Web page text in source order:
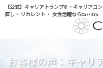
【公式】キャリアトランプ® ・キャリアコ
直し・ リカレント ・ 女性活躍ならCarritra
お客様の声：キャリ